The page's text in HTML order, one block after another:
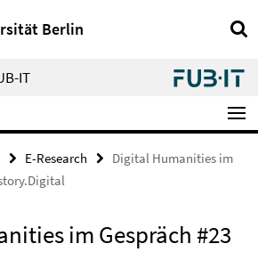
Berlin
IT
E-Research
Digital Humanities im
im Gespräch #23